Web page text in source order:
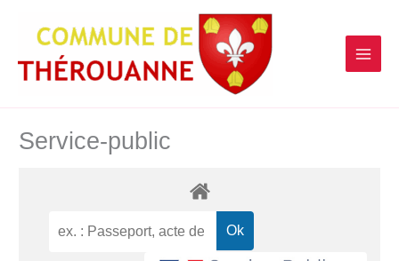
contenu
Service-public